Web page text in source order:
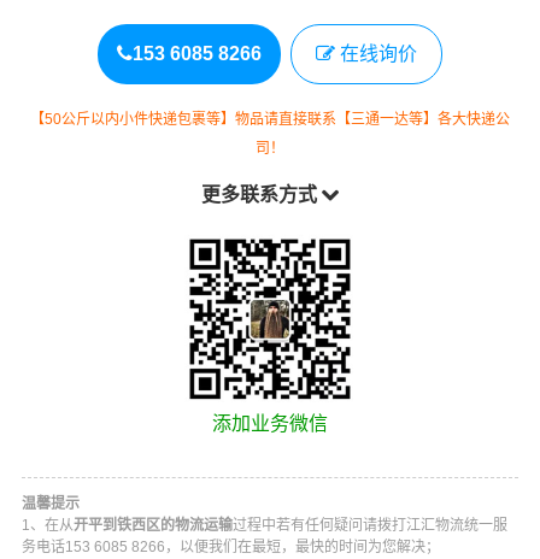
153 6085 8266 在线询价
【50公斤以内小件快递包裹等】物品请直接联系【三通一达等】各大快递公
司！
更多联系方式
添加业务微信
温馨提示
1、在从开平到铁西区的物流运输过程中若有任何疑问请拨打 江汇物流统一服
务电话153 6085 8266 ，以便我们在最短，最快的时间为您解决；